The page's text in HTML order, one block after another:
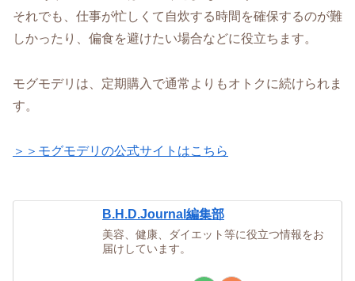
それでも、仕事が忙しくて自炊する時間を確保するのが難
しかったり、偏食を避けたい場合などに役立ちます。
モグモデリは、定期購入で通常よりもオトクに続けられま
す。
＞＞モグモデリの公式サイトはこちら
B.H.D.Journal編集部
美容、健康、ダイエット等に役立つ情報をお
届けしています。